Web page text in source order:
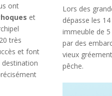
ont
et
très
et font
destination
Lors des
dépasse les
immeuble de
par des
vieux
pêche.